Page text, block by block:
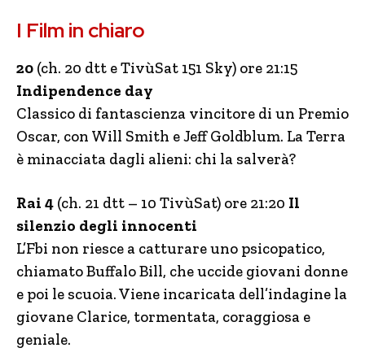
I Film in chiaro
20 (ch. 20 dtt e TivùSat 151 Sky) ore 21:15
Indipendence day
Classico di fantascienza vincitore di un Premio
Oscar, con Will Smith e Jeff Goldblum. La Terra
è minacciata dagli alieni: chi la salverà?
Rai 4 (ch. 21 dtt – 10 TivùSat) ore 21:20 Il
silenzio degli innocenti
L’Fbi non riesce a catturare uno psicopatico,
chiamato Buffalo Bill, che uccide giovani donne
e poi le scuoia. Viene incaricata dell’indagine la
giovane Clarice, tormentata, coraggiosa e
geniale.